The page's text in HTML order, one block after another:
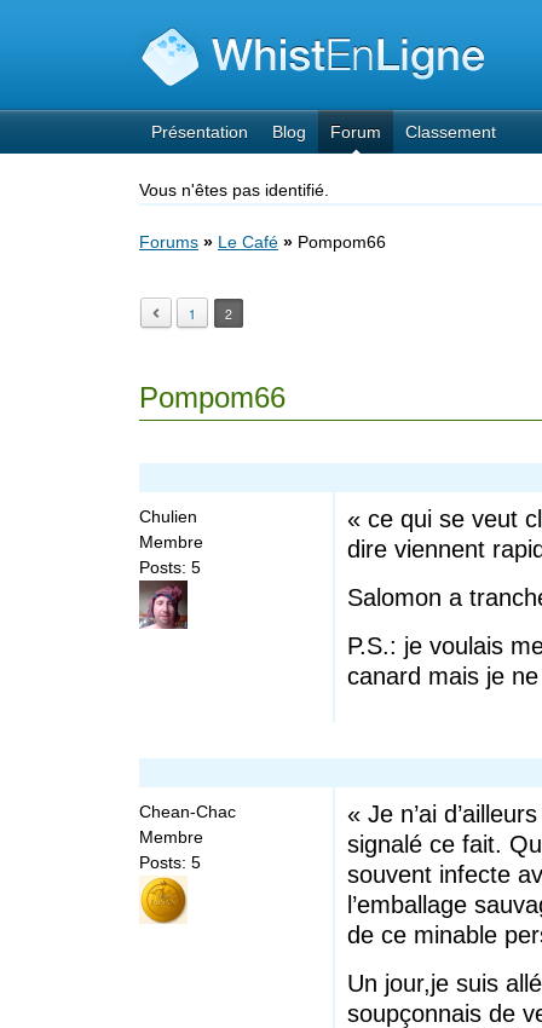
Présentation Blog Forum Classement
Vous n'êtes pas identifié.
Forums » Le Café » Pompom66
1 2
Pompom66
Chulien
Membre
Posts: 5
« ce qui se veut
dire viennent
Salomon a
P.S.: je voulais
canard mais je
Chean-Chac
Membre
Posts: 5
« Je n’ai
signalé ce fait.
souvent infecte
l’emballage
de ce minable
Un jour,je suis
soupçonnais de